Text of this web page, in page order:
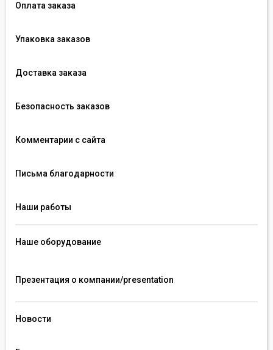
Оплата заказа
Упаковка заказов
Доставка заказа
Безопасность заказов
Комментарии с сайта
Письма благодарности
Наши работы
Наше оборудование
Презентация о компании/presentation
Новости